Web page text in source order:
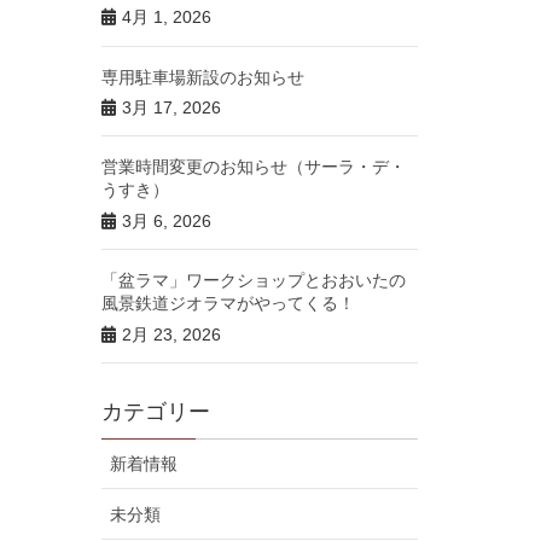
4月 1, 2026
専用駐車場新設のお知らせ
3月 17, 2026
営業時間変更のお知らせ（サーラ・デ・
うすき）
3月 6, 2026
「盆ラマ」ワークショップとおおいたの
風景鉄道ジオラマがやってくる！
2月 23, 2026
カテゴリー
新着情報
未分類